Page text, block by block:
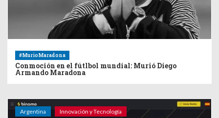
#MurioMaradona
Conmoción en el fútlbol mundial: Murió Diego
Armando Maradona
Argentina Innovación y Tecnología